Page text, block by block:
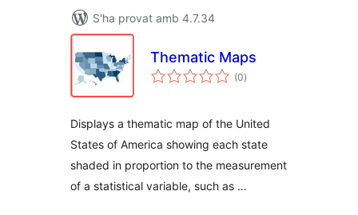
S'ha provat amb 4.7.34
Thematic Maps
(0puntuacions
totals
)
Displays a thematic map of the United
States of America showing each state
shaded in proportion to the measurement
of a statistical variable, such as …